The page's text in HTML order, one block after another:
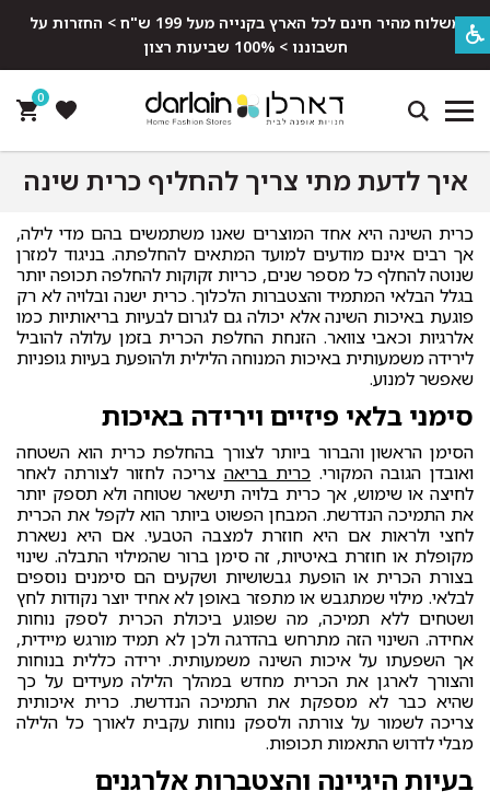
משלוח מהיר חינם לכל הארץ בקנייה מעל 199 ש"ח > החזרות על
חשבוננו > 100% שביעות רצון
0
איך לדעת מתי צריך להחליף כרית שינה
כרית השינה היא אחד המוצרים שאנו משתמשים בהם מדי לילה,
אך רבים אינם מודעים למועד המתאים להחלפתה. בניגוד למזרן
שנוטה להחלף כל מספר שנים, כריות זקוקות להחלפה תכופה יותר
בגלל הבלאי המתמיד והצטברות הלכלוך. כרית ישנה ובלויה לא רק
פוגעת באיכות השינה אלא יכולה גם לגרום לבעיות בריאותיות כמו
אלרגיות וכאבי צוואר. הזנחת החלפת הכרית בזמן עלולה להוביל
לירידה משמעותית באיכות המנוחה הלילית ולהופעת בעיות גופניות
שאפשר למנוע.
סימני בלאי פיזיים וירידה באיכות
הסימן הראשון והברור ביותר לצורך בהחלפת כרית הוא השטחה
ואובדן הגובה המקורי. כרית בריאה צריכה לחזור לצורתה לאחר
לחיצה או שימוש, אך כרית בלויה תישאר שטוחה ולא תספק יותר
את התמיכה הנדרשת. המבחן הפשוט ביותר הוא לקפל את הכרית
לחצי ולראות אם היא חוזרת למצבה הטבעי. אם היא נשארת
מקופלת או חוזרת באיטיות, זה סימן ברור שהמילוי התבלה. שינוי
בצורת הכרית או הופעת גבשושיות ושקעים הם סימנים נוספים
לבלאי. מילוי שמתגבש או מתפזר באופן לא אחיד יוצר נקודות לחץ
ושטחים ללא תמיכה, מה שפוגע ביכולת הכרית לספק נוחות
אחידה. השינוי הזה מתרחש בהדרגה ולכן לא תמיד מורגש מיידית,
אך השפעתו על איכות השינה משמעותית. ירידה כללית בנוחות
והצורך לארגן את הכרית מחדש במהלך הלילה מעידים על כך
שהיא כבר לא מספקת את התמיכה הנדרשת. כרית איכותית
צריכה לשמור על צורתה ולספק נוחות עקבית לאורך כל הלילה
מבלי לדרוש התאמות תכופות.
בעיות היגיינה והצטברות אלרגנים